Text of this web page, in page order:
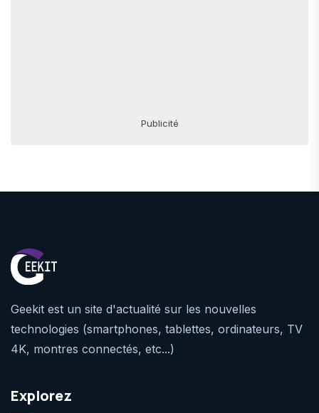
Publicité
Geekit est un site d'actualité sur les nouvelles
technologies (smartphones, tablettes, ordinateurs, TV
4K, montres connectés, etc...)
Explorez